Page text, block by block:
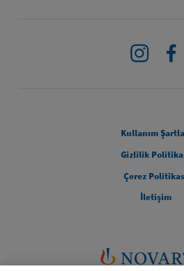
Kullanım
Gizlilik
Çerez
İletişim